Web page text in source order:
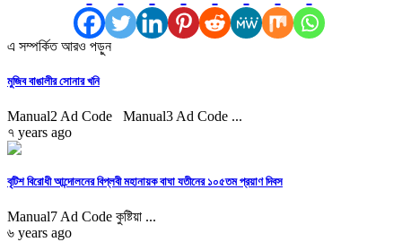
এ সম্পর্কিত আরও পড়ুন
মুজিব বাঙালীর সোনার খনি
Manual2 Ad Code Manual3 Ad Code ...
৭ years ago
বৃটিশ বিরোধী আন্দোলনের বিপ্লবী মহানায়ক বাঘা যতীনের ১০৫তম প্রয়াণ দিবস
Manual7 Ad Code কুষ্টিয়া ...
৬ years ago